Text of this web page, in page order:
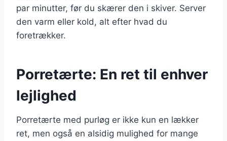
par minutter, før du skærer den i skiver. Server
den varm eller kold, alt efter hvad du
foretrækker.
Porretærte: En ret til enhver
lejlighed
Porretærte med purløg er ikke kun en lækker
ret, men også en alsidig mulighed for mange